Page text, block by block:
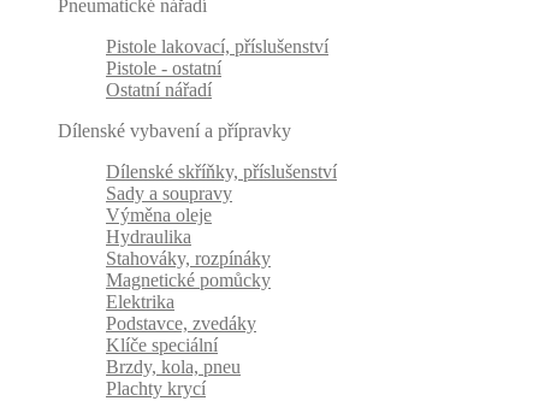
Pneumatické nářadí
Pistole lakovací, příslušenství
Pistole - ostatní
Ostatní nářadí
Dílenské vybavení a přípravky
Dílenské skříňky, příslušenství
Sady a soupravy
Výměna oleje
Hydraulika
Stahováky, rozpínáky
Magnetické pomůcky
Elektrika
Podstavce, zvedáky
Klíče speciální
Brzdy, kola, pneu
Plachty krycí